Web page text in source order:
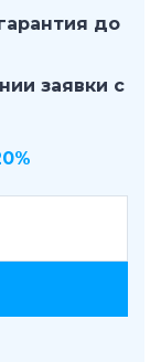
до
заявки с